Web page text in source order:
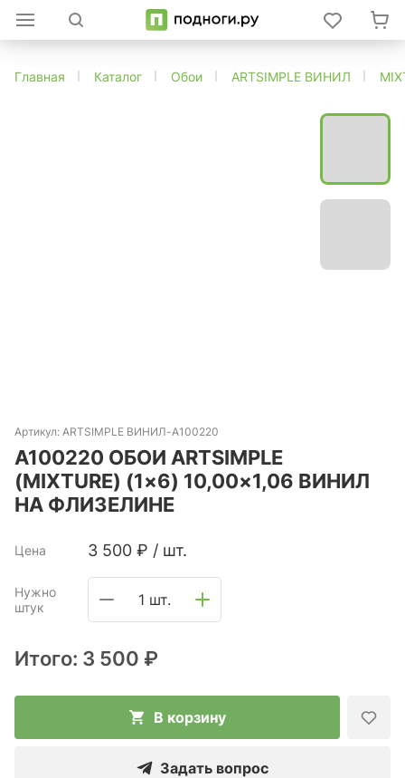
Главная Каталог Обои ARTSIMPLE ВИНИЛ
Артикул: ARTSIMPLE ВИНИЛ-A100220
A100220 ОБОИ ARTSIMPLE
(MIXTURE) (1×6) 10,00×1,06 ВИНИЛ
НА ФЛИЗЕЛИНЕ
Цена 3 500 ₽ / шт.
Нужно
штук
1 шт.
Итого: 3 500 ₽
В корзину
Задать вопрос